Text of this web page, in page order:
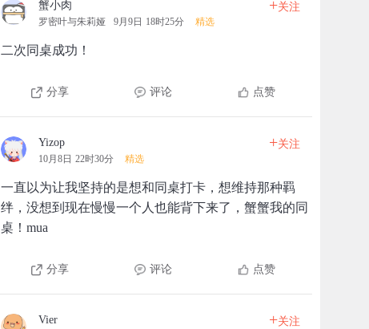
蟹小肉
罗密叶与朱莉娅 9月9日 18时25分 精选
+关注
二次同桌成功！
分享 评论 点赞
Yizop
10月8日 22时30分 精选
+关注
一直以为让我坚持的是想和同桌打卡，想维持那种羁
绊，没想到现在慢慢一个人也能背下来了，蟹蟹我的同
桌！mua
分享 评论 点赞
Vier +关注